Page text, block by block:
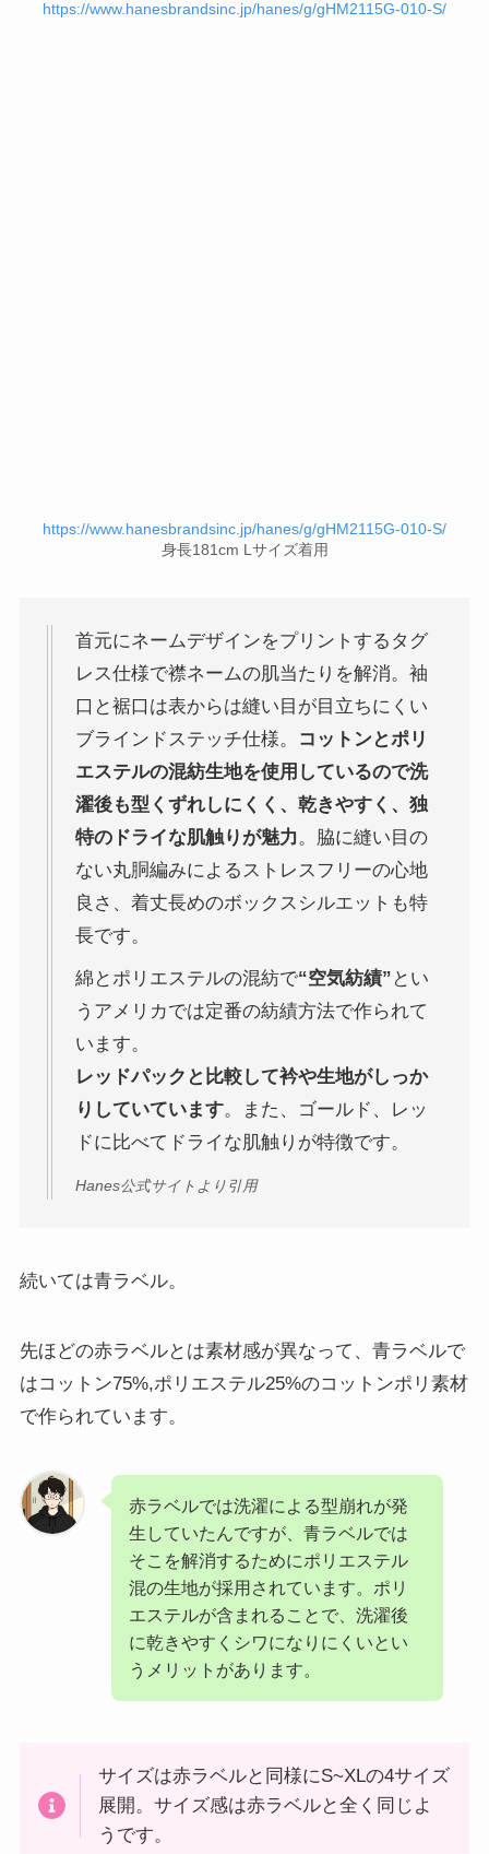
https://www.hanesbrandsinc.jp/hanes/g/gHM2115G-010-S/
https://www.hanesbrandsinc.jp/hanes/g/gHM2115G-010-S/
身長181cm Lサイズ着用
首元にネームデザインをプリントするタグ
レス仕様で襟ネームの肌当たりを解消。袖
口と裾口は表からは縫い目が目立ちにくい
ブラインドステッチ仕様。
コットンとポリ
エステルの混紡生地を使用しているので洗
濯後も型くずれしにくく、乾きやすく、独
特のドライな肌触りが魅力。脇に縫い目の
ない丸胴編みによるストレスフリーの心地
良さ、着丈長めのボックスシルエットも特
長です。
綿とポリエステルの混紡で“空気紡績” とい
うアメリカでは定番の紡績方法で作られて
います。
レッドパックと比較して衿や生地がしっか
りしていています。また、ゴールド、レッ
ドに比べてドライな肌触りが特徴です。
Hanes公式サイトより引用
続いては青ラベル。
先ほどの赤ラベルとは素材感が異なって、青ラベルで
はコットン75%,ポリエステル25%のコットンポリ素材
で作られています。
赤ラベルでは洗濯による型崩れが発
生していたんですが、青ラベルでは
そこを解消するためにポリエステル
混の生地が採用されています。ポリ
エステルが含まれることで、洗濯後
に乾きやすくシワになりにくいとい
うメリットがあります。
サイズは赤ラベルと同様にS~XLの4サイズ
展開。サイズ感は赤ラベルと全く同じよ
うです。